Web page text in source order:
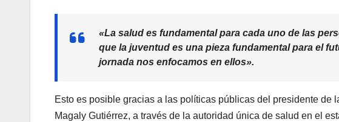
«La salud es fundamental para cada uno de las
que la juventud es una pieza fundamental para el
jornada nos enfocamos en ellos».
Esto es posible gracias a las políticas públicas del presidente de
Magaly Gutiérrez, a través de la autoridad única de salud en el